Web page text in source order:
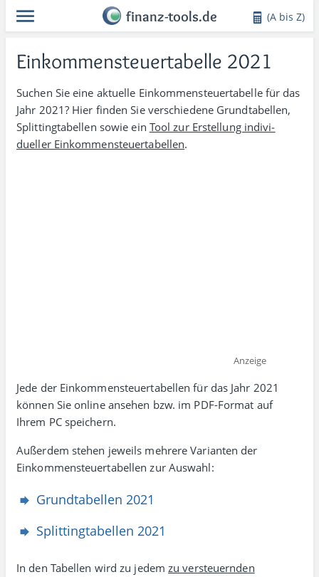
finanz-tools.de (A bis Z)
Einkommensteuertabelle 2021
Suchen Sie eine aktuelle Einkommensteuer­tabelle für das
Jahr 2021? Hier finden Sie verschiedene Grund­tabellen,
Splitting­tabellen sowie ein Tool zur Erstellung indivi­
dueller Einkommen­steuer­tabellen.
Anzeige
Jede der Einkommen­steuer­tabellen für das Jahr 2021
können Sie online ansehen bzw. im PDF-Format auf
Ihrem PC speichern.
Außerdem stehen jeweils mehrere Varianten der
Einkommen­steuer­tabellen zur Auswahl:
Grundtabellen 2021
Splittingtabellen 2021
In den Tabellen wird zu jedemzu ver­steu­ern­den